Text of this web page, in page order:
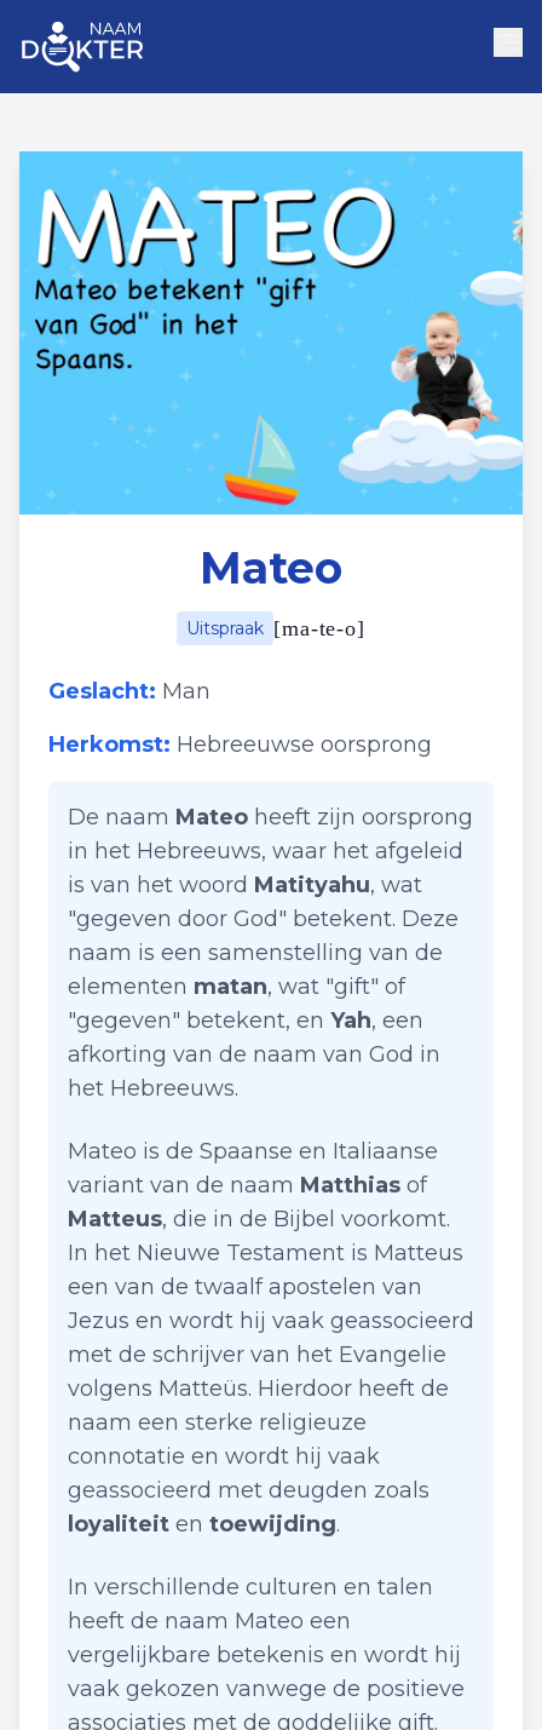
Mateo
Uitspraak [ma-te-o]
Geslacht: Man
Herkomst: Hebreeuwse oorsprong
De naam Mateo heeft zijn oorsprong
in het Hebreeuws, waar het afgeleid
is van het woord Matityahu, wat
"gegeven door God" betekent. Deze
naam is een samenstelling van de
elementen matan, wat "gift" of
"gegeven" betekent, en Yah, een
afkorting van de naam van God in
het Hebreeuws.
Mateo is de Spaanse en Italiaanse
variant van de naam Matthias of
Matteus, die in de Bijbel voorkomt.
In het Nieuwe Testament is Matteus
een van de twaalf apostelen van
Jezus en wordt hij vaak geassocieerd
met de schrijver van het Evangelie
volgens Matteüs. Hierdoor heeft de
naam een sterke religieuze
connotatie en wordt hij vaak
geassocieerd met deugden zoals
loyaliteit en toewijding.
In verschillende culturen en talen
heeft de naam Mateo een
vergelijkbare betekenis en wordt hij
vaak gekozen vanwege de positieve
associaties met de goddelijke gift.